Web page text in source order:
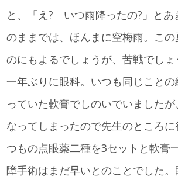
と、「え? いつ雨降ったの?」とあ
のままでは、ほんまに空梅雨。この
のにもよるでしょうが、苦戦でしょ
一年ぶりに眼科。いつも同じこと
っていた軟膏でしのいでいましたが
なってしまったので先生のところ
つもの点眼薬二種を3セットと軟膏
障手術はまだ早いとのことでした